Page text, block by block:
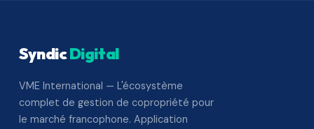
SyndicDigital
VME International — L'écosystème
complet de gestion de copropriété pour
le marché francophone. Application